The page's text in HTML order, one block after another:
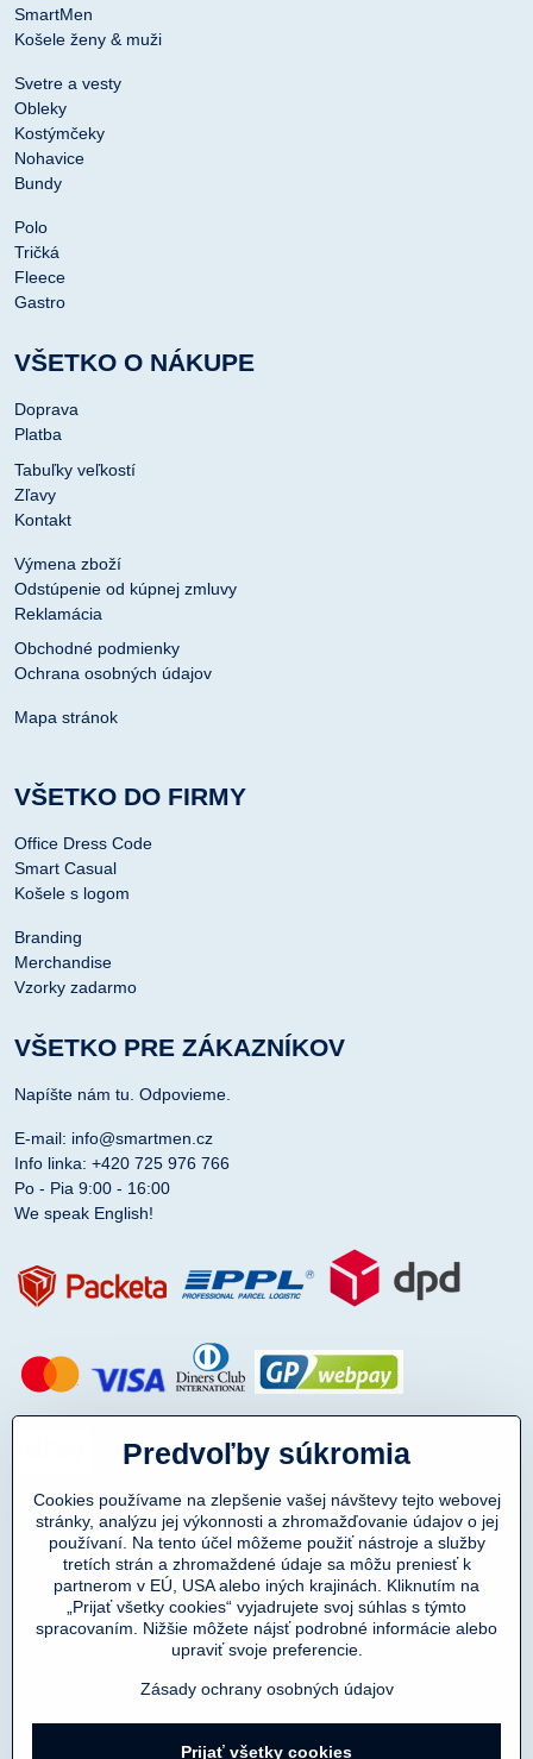
SmartMen
Košele ženy & muži
Svetre a vesty
Obleky
Kostýmčeky
Nohavice
Bundy
Polo
Tričká
Fleece
Gastro
VŠETKO O NÁKUPE
Doprava
Platba
Tabuľky veľkostí
Zľavy
Kontakt
Výmena zboží
Odstúpenie od kúpnej zmluvy
Reklamácia
Obchodné podmienky
Ochrana osobných údajov
Mapa stránok
VŠETKO DO FIRMY
Office Dress Code
Smart Casual
Košele s logom
Branding
Merchandise
Vzorky zadarmo
VŠETKO PRE ZÁKAZNÍKOV
Napíšte nám tu. Odpovieme.
E-mail: info@smartmen.cz
Info linka: +420 725 976 766
Po - Pia 9:00 - 16:00
We speak English!
Copyright © 2011-2025
DENIMAR TAILORING s.r.o.
prevádzkovateľ eshopu SmartMen.sk
©2026Copyright
Predvoľby súkromia
Cookies používame na zlepšenie vašej návštevy tejto webovej
stránky, analýzu jej výkonnosti a zhromažďovanie údajov o jej
používaní. Na tento účel môžeme použiť nástroje a služby
tretích strán a zhromaždené údaje sa môžu preniesť k
partnerom v EÚ, USA alebo iných krajinách. Kliknutím na
„Prijať všetky cookies“ vyjadrujete svoj súhlas s týmto
spracovaním. Nižšie môžete nájsť podrobné informácie alebo
upraviť svoje preferencie.
Zásady ochrany osobných údajov
Prijať všetky cookies